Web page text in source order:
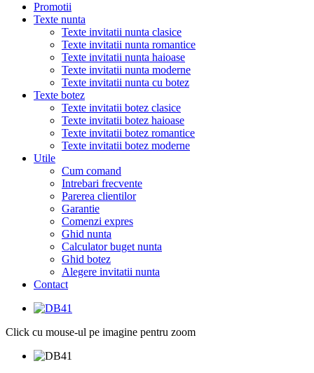
Promotii
Texte nunta
Texte invitatii nunta clasice
Texte invitatii nunta romantice
Texte invitatii nunta haioase
Texte invitatii nunta moderne
Texte invitatii nunta cu botez
Texte botez
Texte invitatii botez clasice
Texte invitatii botez haioase
Texte invitatii botez romantice
Texte invitatii botez moderne
Utile
Cum comand
Intrebari frecvente
Parerea clientilor
Garantie
Comenzi expres
Ghid nunta
Calculator buget nunta
Ghid botez
Alegere invitatii nunta
Contact
Click cu mouse-ul pe imagine pentru zoom